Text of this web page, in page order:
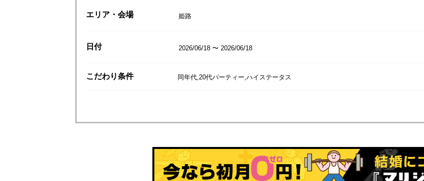
エリア・会場 姫路
日付 2026/06/18 〜 2026/06/18
こだわり条件 同年代,20代パーティー,ハイステータス